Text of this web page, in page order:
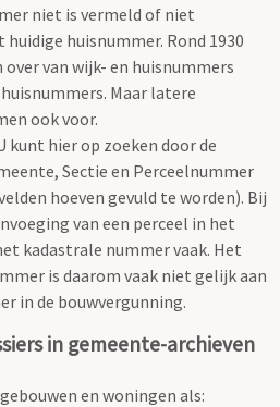
niet is vermeld of niet
huisnummer. Rond 1930
van wijk- en huisnummers
Maar latere
ook voor.
kunt hier op zoeken door de
Sectie en Perceelnummer
hoeven gevuld te worden). Bij
van een perceel in het
kadastrale nummer vaak. Het
is daarom vaak niet gelijk aan
in de bouwvergunning.
in gemeente-archieven
en woningen als: